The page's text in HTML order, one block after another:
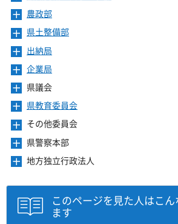
ま
す
き
ま
す
を
開
き
ま
す
ー
開
き
ま
す
ニ
ュ
ー
を
開
き
ま
す
メ
ニ
ュ
ー
を
開
き
ま
す
農政部
メ
ニ
ュ
ー
を
開
き
ま
す
県土整備部
メ
ニ
ュ
ー
を
開
き
ま
す
出納局
メ
ニ
ュ
ー
開
き
ま
す
企業局
メ
ニ
ュ
ー
を
開
き
ま
県議会
メ
ニ
ュ
ー
を
開
ま
す
県教育委員会
メ
ニ
ュ
ー
を
開
す
その他委員会
メ
ニ
ュ
を
開
き
県警察本部
メ
ュ
ー
地方独立行政法人
このページを見た人はこ
ます